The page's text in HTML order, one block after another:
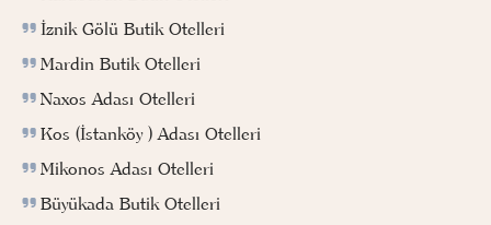
İznik Gölü Butik Otelleri
Mardin Butik Otelleri
Naxos Adası Otelleri
Kos (İstanköy ) Adası Otelleri
Mikonos Adası Otelleri
Büyükada Butik Otelleri